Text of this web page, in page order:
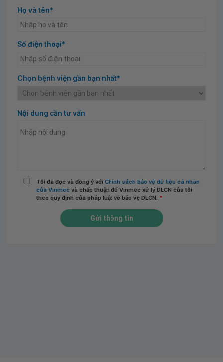
Họ và tên*
Số điện thoại*
Chọn bệnh viện gần bạn nhất*
Nội dung cần tư vấn
Tôi đã đọc và đồng ý với Chính sách bảo vệ dữ liệu cá nhân
của Vinmec và chấp thuận để Vinmec xử lý DLCN của tôi
theo quy định của pháp luật về bảo vệ DLCN. *
Gửi thông tin